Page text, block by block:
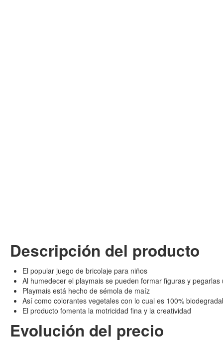
Descripción del producto
El popular juego de bricolaje para niños
Al humedecer el playmais se pueden formar figuras y pegarlas
Playmais está hecho de sémola de maíz
Así como colorantes vegetales con lo cual es 100%
El producto fomenta la motricidad fina y la creatividad
Evolución del precio